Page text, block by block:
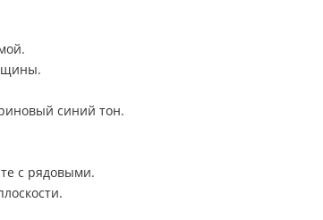
синий тон.
с рядовыми.